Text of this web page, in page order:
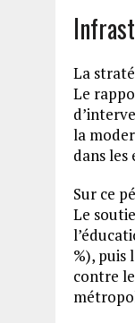
La
Le
la
dans les
Sur ce
Le
%), puis
contre